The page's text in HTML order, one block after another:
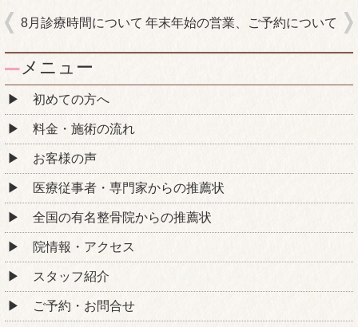
8月診療時間について 年末年始の営業、ご予約について
メニュー
初めての方へ
料金・施術の流れ
お客様の声
医療従事者・専門家からの推薦状
全国の有名整骨院からの推薦状
院情報・アクセス
スタッフ紹介
ご予約・お問合せ